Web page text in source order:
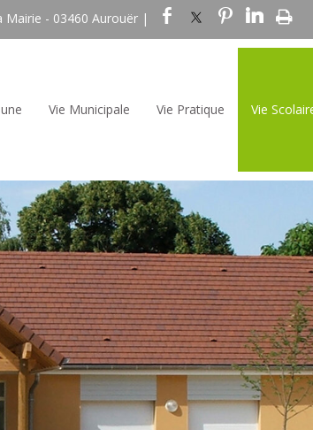
Mairie - 03460 Aurouër |
Vie Municipale Vie Pratique Vie